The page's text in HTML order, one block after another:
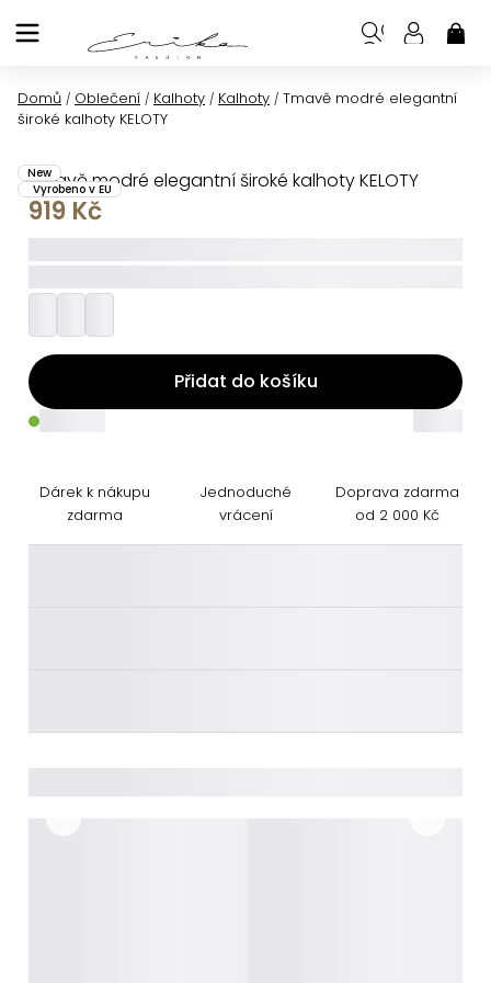
na
Domů / Oblečení / Kalhoty / Kalhoty / Tmavě modré elegantní
široké kalhoty KELOTY
Tmavě modré elegantní široké kalhoty KELOTY
New
Vyrobeno v EU
919 Kč
Přidat do košíku
Dárek k nákupu
zdarma
Jednoduché
vrácení
Doprava zdarma
od 2 000 Kč